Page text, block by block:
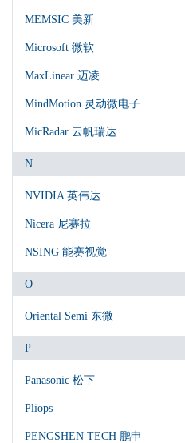
MEMSIC 美新
Microsoft 微软
MaxLinear 迈凌
MindMotion 灵动微电子
MicRadar 云帆瑞达
N
NVIDIA 英伟达
Nicera 尼赛拉
NSING 能赛视觉
O
Oriental Semi 东微
P
Panasonic 松下
Pliops
PENGSHEN TECH 鹏申